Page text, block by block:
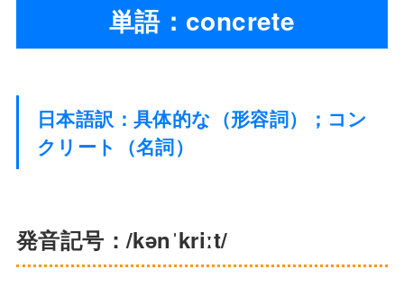
単語：concrete
日本語訳：具体的な（形容詞）；コン
クリート（名詞）
発音記号：/kənˈkriːt/